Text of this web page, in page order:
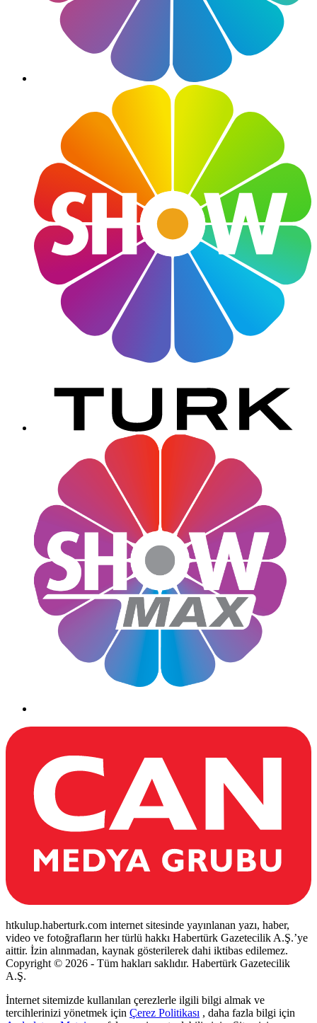
htkulup.haberturk.com internet sitesinde yayınlanan yazı, haber,
video ve fotoğrafların her türlü hakkı Habertürk Gazetecilik A.Ş.’ye
aittir. İzin alınmadan, kaynak gösterilerek dahi iktibas edilemez.
Copyright © 2026 - Tüm hakları saklıdır. Habertürk Gazetecilik
A.Ş.
İnternet sitemizde kullanılan çerezlerle ilgili bilgi almak ve
tercihlerinizi yönetmek için Çerez Politikası , daha fazla bilgi için